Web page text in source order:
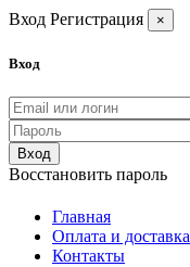
Вход Регистрация ×
Вход
Вход
Восстановить пароль
Главная
Оплата и доставка
Контакты